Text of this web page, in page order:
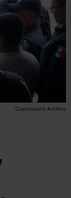
Cuartoscuro Archivo